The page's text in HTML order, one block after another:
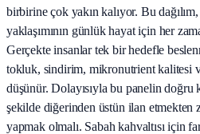
birbirine çok yakın kalıyor. Bu
yaklaşımının günlük hayat için her
Gerçekte insanlar tek bir hedefle
tokluk, sindirim, mikronutrient kalitesi
düşünür. Dolayısıyla bu panelin doğru
şekilde diğerinden üstün ilan etmekten
yapmak olmalı. Sabah kahvaltısı için